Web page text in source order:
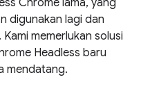
Chrome lama, yang
digunakan lagi dan
. Kami memerlukan solusi
Headless baru
mendatang.